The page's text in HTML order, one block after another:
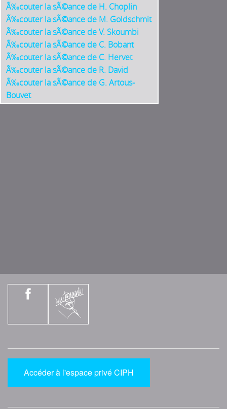
Ã‰couter la sÃ©ance de H. Choplin
Ã‰couter la sÃ©ance de M. Goldschmit
Ã‰couter la sÃ©ance de V. Skoumbi
Ã‰couter la sÃ©ance de C. Bobant
Ã‰couter la sÃ©ance de C. Hervet
Ã‰couter la sÃ©ance de R. David
Ã‰couter la sÃ©ance de G. Artous-
Bouvet
Accéder à l'espace privé CIPH